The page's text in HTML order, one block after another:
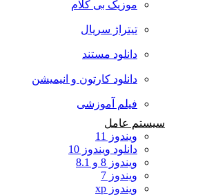
موزیک بی کلام
تیتراژ سریال
دانلود مستند
دانلود کارتون و انیمیشن
فیلم آموزشی
سیستم عامل
ویندوز 11
دانلود ویندوز 10
ویندوز 8 و 8.1
ویندوز 7
ویندوز xp